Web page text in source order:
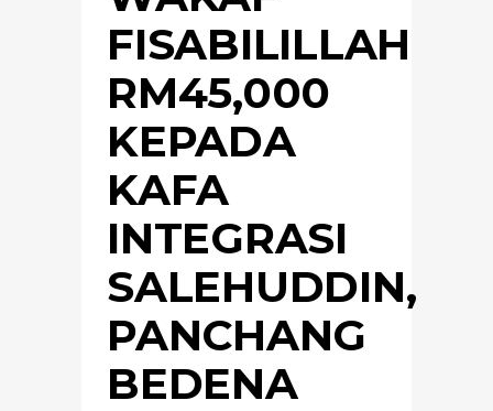
FISABILILLAH
RM45,000
KEPADA
KAFA
INTEGRASI
SALEHUDDIN,
PANCHANG
BEDENA